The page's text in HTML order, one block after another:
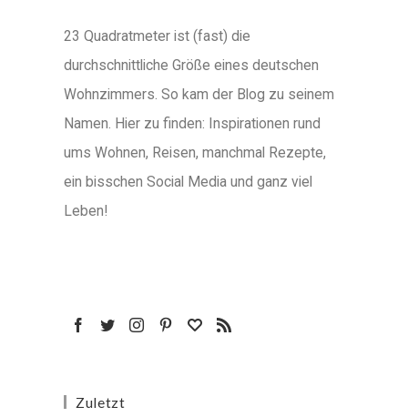
23 Quadratmeter ist (fast) die
durchschnittliche Größe eines deutschen
Wohnzimmers. So kam der Blog zu seinem
Namen. Hier zu finden: Inspirationen rund
ums Wohnen, Reisen, manchmal Rezepte,
ein bisschen Social Media und ganz viel
Leben!
Zuletzt